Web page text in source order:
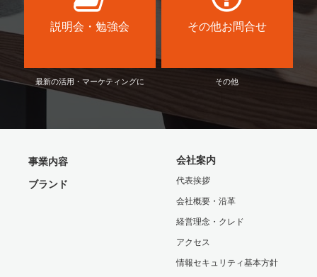
説明会・勉強会
最新の活用・マーケティングに
その他お問合せ
その他
事業内容
ブランド
会社案内
代表挨拶
会社概要・沿革
経営理念・クレド
アクセス
情報セキュリティ基本方針